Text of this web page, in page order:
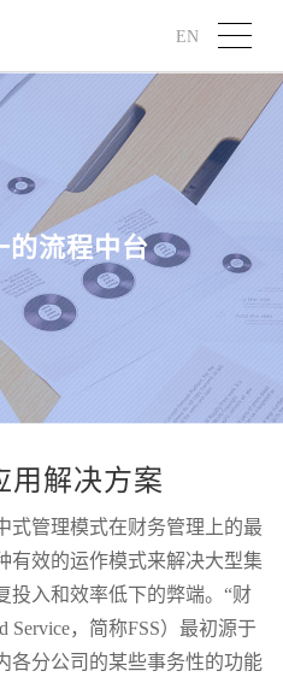
EN
的流程中台
用解决方案
式管理模式在财务管理上的最
有效的运作模式来解决大型集
投入和效率低下的弊端。“财
Service，简称FSS）最初源于
各分公司的某些事务性的功能